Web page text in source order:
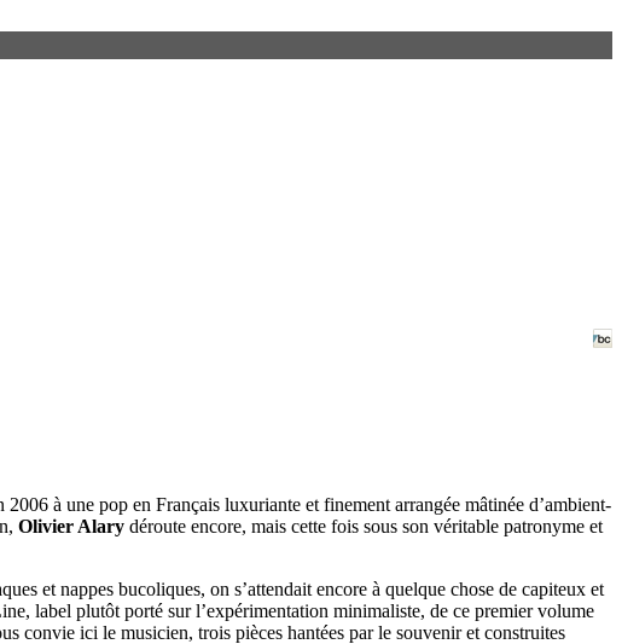
à une pop en Français luxuriante et finement arrangée mâtinée d’ambient-
Olivier Alary déroute encore, mais cette fois sous son véritable patronyme et
et nappes bucoliques, on s’attendait encore à quelque chose de capiteux et
label plutôt porté sur l’expérimentation minimaliste, de ce premier volume
convie ici le musicien, trois pièces hantées par le souvenir et construites